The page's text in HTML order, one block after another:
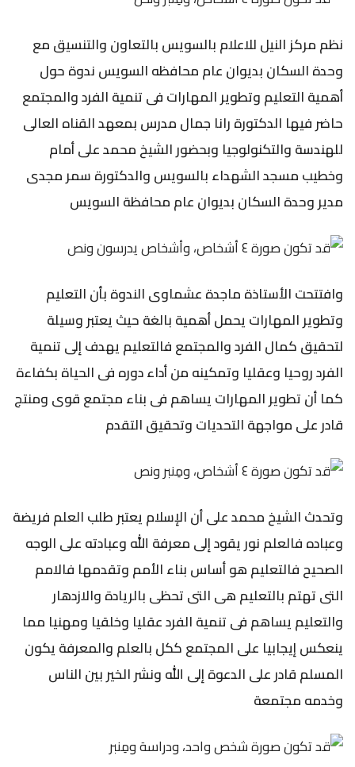
نظم مركز النيل للاعلام بالسويس بالتعاون والتنسيق مع
وحدة السكان بديوان عام محافظه السويس ندوة حول
أهمية التعليم وتطوير المهارات فى تنمية الفرد والمجتمع
حاضر فيها الدكتورة رانا جمال مدرس بمعهد القناه العالى
للهندسة والتكنولوجيا وبحضور الشيخ محمد على أمام
وخطيب مسجد الشهداء بالسويس والدكتورة سمر مجدى
مدير وحدة السكان بديوان عام محافظة السويس
وافتتحت الأستاذة ماجدة عشماوى الندوة بأن التعليم
وتطوير المهارات يحمل أهمية بالغة حيث يعتبر وسيلة
لتحقيق كمال الفرد والمجتمع فالتعليم يهدف إلى تنمية
الفرد روحيا وعقليا وتمكينه من أداء دوره فى الحياة بكفاءة
كما أن تطوير المهارات يساهم فى بناء مجتمع قوى ومنتج
قادر على مواجهة التحديات وتحقيق التقدم
وتحدث الشيخ محمد على أن الإسلام يعتبر طلب العلم فريضة
وعباده فالعلم نور يقود إلى معرفة الله وعبادته على الوجه
الصحيح فالتعليم هو أساس بناء الأمم وتقدمها فالامم
التى تهتم بالتعليم هى التى تحظى بالريادة والازدهار
والتعليم يساهم فى تنمية الفرد عقليا وخلقيا ومهنيا مما
ينعكس إيجابيا على المجتمع ككل بالعلم والمعرفة يكون
المسلم قادر على الدعوة إلى الله ونشر الخير بين الناس
وخدمه مجتمعة